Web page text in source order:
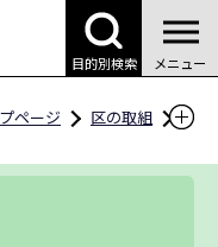
目的別検索 メニュー
ページ
区の取組